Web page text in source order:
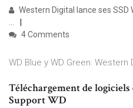
Western Digital lance ses SSD
...
4 Comments
WD Blue y WD Green:
Téléchargement de
Support WD